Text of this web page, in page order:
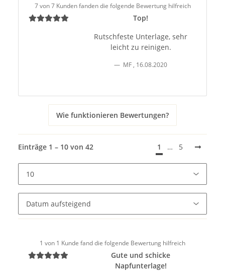
7 von 7 Kunden fanden die folgende Bewertung hilfreich
Top!
Rutschfeste Unterlage, sehr
leicht zu reinigen.
MF, 16.08.2020
Wie funktionieren Bewertungen?
Einträge 1 – 10 von 42 1 … 5
1 von 1 Kunde fand die folgende Bewertung hilfreich
Gute und schicke
Napfunterlage!